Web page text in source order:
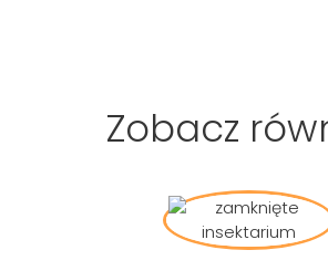
Zobacz